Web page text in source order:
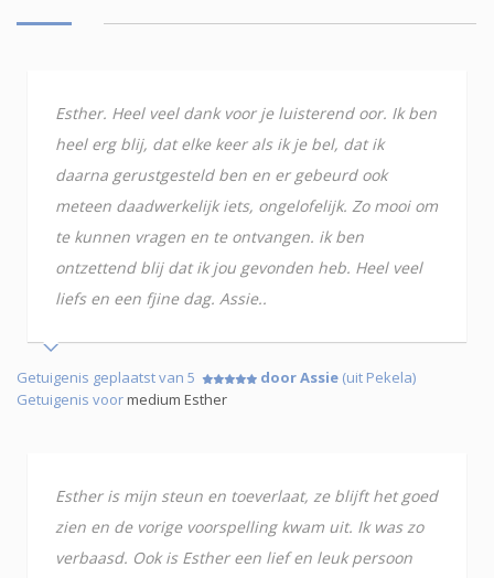
Esther. Heel veel dank voor je luisterend oor. Ik ben
heel erg blij, dat elke keer als ik je bel, dat ik
daarna gerustgesteld ben en er gebeurd ook
meteen daadwerkelijk iets, ongelofelijk. Zo mooi om
te kunnen vragen en te ontvangen. ik ben
ontzettend blij dat ik jou gevonden heb. Heel veel
liefs en een fjine dag. Assie..
Getuigenis geplaatst van 5 door Assie (uit Pekela)
Getuigenis voormedium Esther
Esther is mijn steun en toeverlaat, ze blijft het goed
zien en de vorige voorspelling kwam uit. Ik was zo
verbaasd. Ook is Esther een lief en leuk persoon